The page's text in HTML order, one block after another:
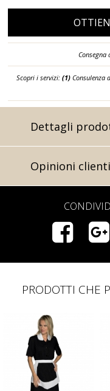
Consegna
Scopri i servizi: (1)Consulenza
Dettagli
Opinioni clienti
PRODOTTI CHE